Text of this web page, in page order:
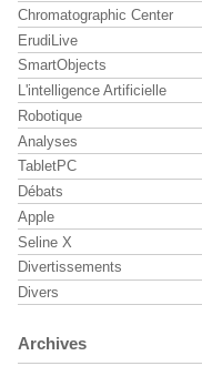
Chromatographic Center
ErudiLive
SmartObjects
L'intelligence Artificielle
Robotique
Analyses
TabletPC
Débats
Apple
Seline X
Divertissements
Divers
Archives